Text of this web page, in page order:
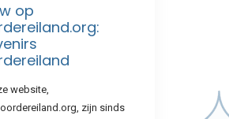
op
website,
zijn sinds